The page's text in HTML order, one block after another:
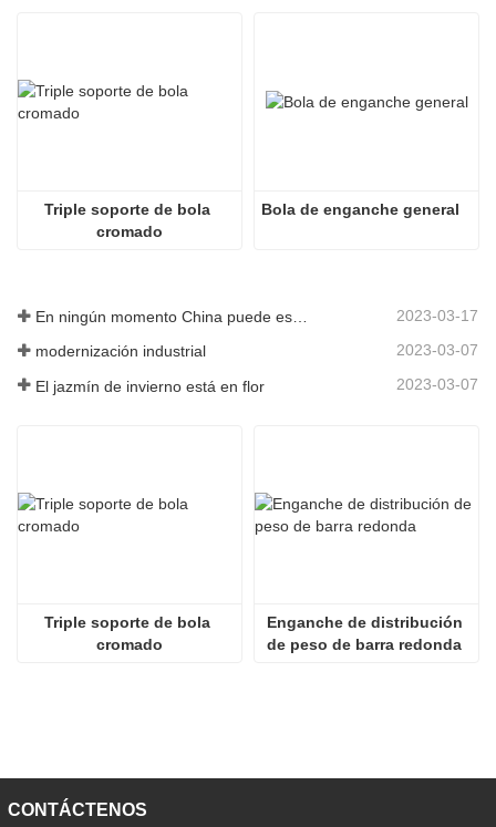
Triple soporte de bola
cromado
Bola de enganche general
2023-03-17
modernización industrial 2023-03-07
El jazmín de invierno está en flor 2023-03-07
Triple soporte de bola
cromado
Enganche de distribución
de peso de barra redonda
CONTÁCTENOS